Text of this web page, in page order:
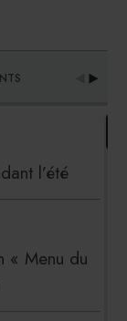
l’été
« Menu du